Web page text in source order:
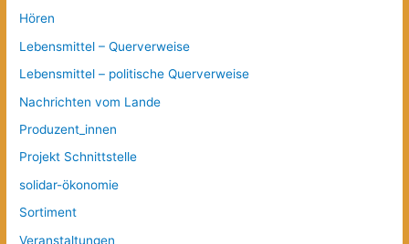
Hören
Lebensmittel – Querverweise
Lebensmittel – politische Querverweise
Nachrichten vom Lande
Produzent_innen
Projekt Schnittstelle
solidar-ökonomie
Sortiment
Veranstaltungen